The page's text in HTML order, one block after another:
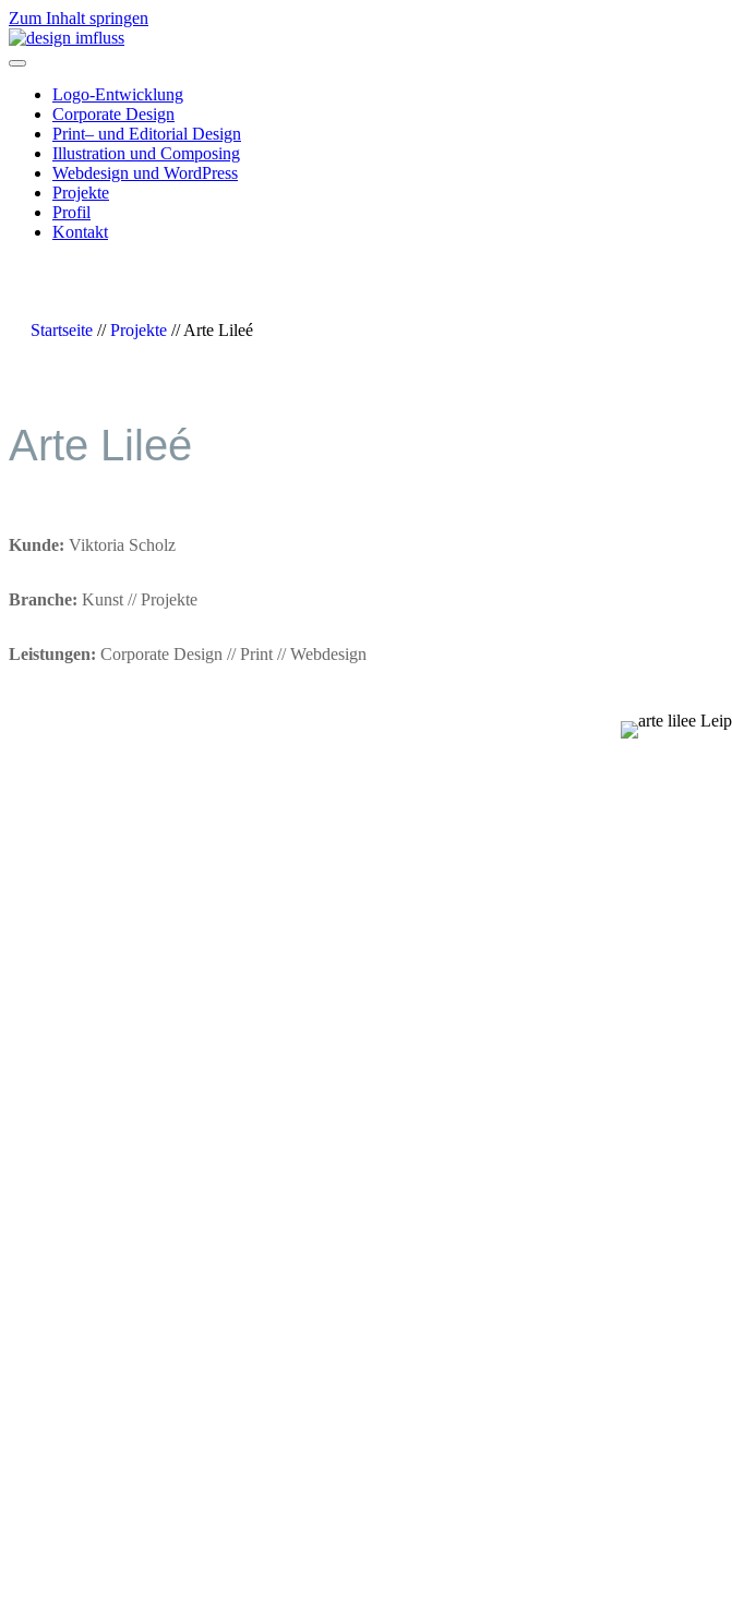
Zum Inhalt springen
Navigation
Logo-Entwicklung
Corporate Design
Print– und Editorial Design
Illustration und Composing
Webdesign und WordPress
Projekte
Profil
Kontakt
Startseite //Projekte //Arte Lileé
Arte Lileé
Kunde: Viktoria Scholz
Branche: Kunst // Projekte
Leistungen: Corporate Design // Print // Webdesign